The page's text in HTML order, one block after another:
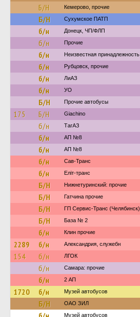
Б/Н Кемерово, прочие
Б/Н Сухумское ПАТП
б/н Донецк, ЧП/ФЛП
б/н Прочие
б/н Неизвестная принадлежность
б/н Рубцовск, прочие
б/н ЛиАЗ
б/н УО
Б/Н Прочие автобусы
175 Б/Н Giachino
б/н ТагАЗ
б/н АП №8
б/н АП №8
б/н Сав-Транс
б/н Еліт-транс
Б/Н Нижнетуринский: прочие
Б/Н Гатчина прочие
Б/Н ГП Сервис-Транс (Челябинск)
Б/Н База № 2
б/н Клин прочие
2289 б/н Александрия, служебн
154 б/н ЛГОК
б/н Самара: прочие
б/н 2 АП
1720 б/н Музей автобусов
Б/Н ОАО ЗИЛ
Музей автобусов